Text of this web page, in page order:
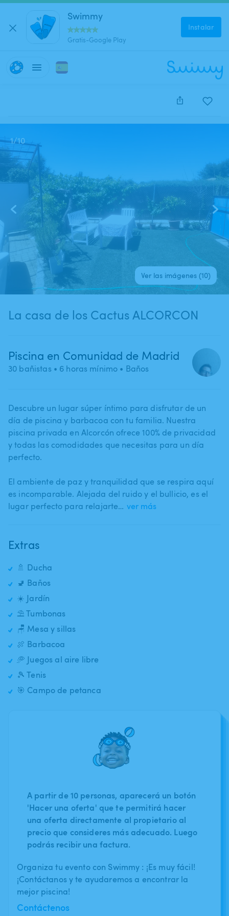
Swimmy
Gratis-Google Play
Instalar
1/10
Ver las imágenes (10)
La casa de los Cactus ALCORCON
Piscina en Comunidad de Madrid
30 bañistas • 6 horas mínimo • Baños
Descubre un lugar súper íntimo para disfrutar de un
día de piscina y barbacoa con tu familia. Nuestra
piscina privada en Alcorcón ofrece 100% de privacidad
y todas las comodidades que necesitas para un día
perfecto.
El ambiente de paz y tranquilidad que se respira aquí
es incomparable. Alejada del ruido y el bullicio​,​ es el
lugar perfecto para relajarte… ver más
Extras
🚿 Ducha
🚽 Baños
☀️ Jardín
⛱️ Tumbonas
🪑 Mesa y sillas
🍖 Barbacoa
🥏 Juegos al aire libre
🎾 Tenis
🎯 Campo de petanca
A partir de 10 personas, aparecerá un botón
'Hacer una oferta' que te permitirá hacer
una oferta directamente al propietario al
precio que consideres más adecuado. Luego
podrás recibir una factura.
Organiza tu evento con Swimmy : ¡Es muy fácil!
¡Contáctanos y te ayudaremos a encontrar la
mejor piscina!
Contáctenos